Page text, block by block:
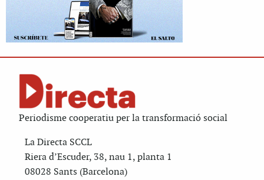
Periodisme cooperatiu per la transformació social
La Directa SCCL
Riera d’Escuder, 38, nau 1, planta 1
08028 Sants (Barcelona)